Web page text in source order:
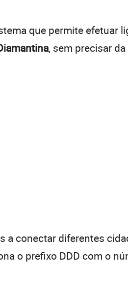
que permite efetuar
, sem precisar
a conectar diferentes
o prefixo DDD com o